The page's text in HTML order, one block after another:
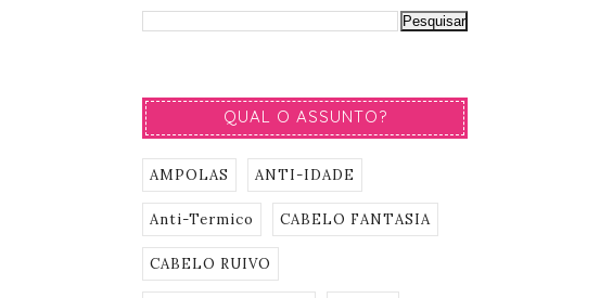
QUAL O ASSUNTO?
AMPOLAS ANTI-IDADE
Anti-Termico CABELO FANTASIA
CABELO RUIVO